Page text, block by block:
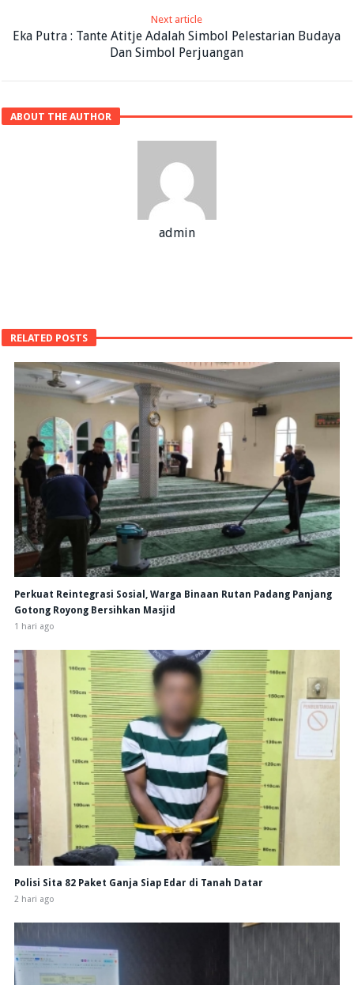
Next article
Eka Putra : Tante Atitje Adalah Simbol Pelestarian Budaya
Dan Simbol Perjuangan
ABOUT THE AUTHOR
admin
RELATED POSTS
Perkuat Reintegrasi Sosial, Warga Binaan Rutan Padang Panjang
Gotong Royong Bersihkan Masjid
1 hari ago
Polisi Sita 82 Paket Ganja Siap Edar di Tanah Datar
2 hari ago